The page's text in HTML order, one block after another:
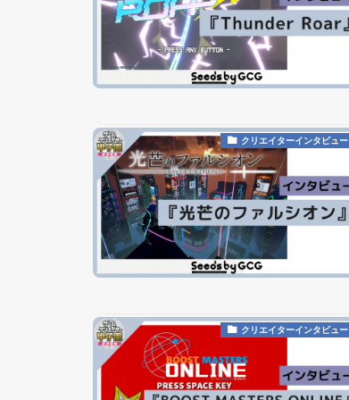
クリエイターインタビュー
クリエイターインタビュー